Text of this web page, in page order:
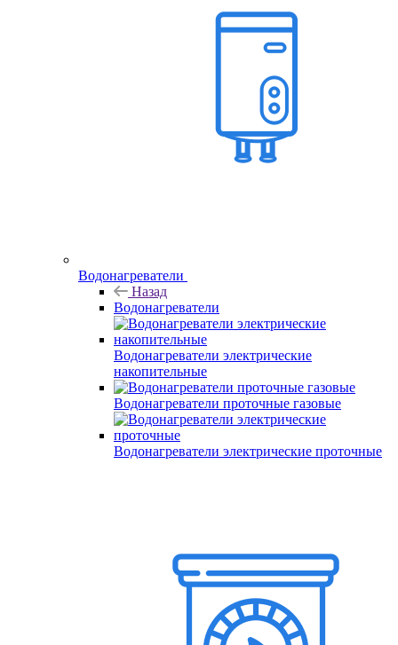
Водонагреватели
Назад
Водонагреватели
Водонагреватели электрические
накопительные
Водонагреватели проточные газовые
Водонагреватели электрические проточные